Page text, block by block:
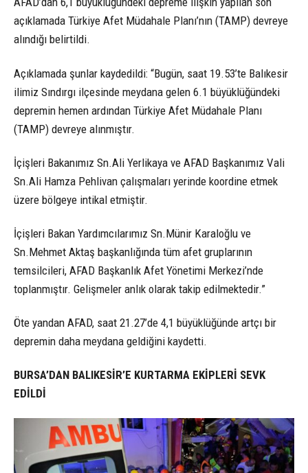
açıklamada Türkiye Afet Müdahale Planı’nın (TAMP) devreye
alındığı belirtildi.
Açıklamada şunlar kaydedildi: “Bugün, saat 19.53’te Balıkesir
ilimiz Sındırgı ilçesinde meydana gelen 6.1 büyüklüğündeki
depremin hemen ardından Türkiye Afet Müdahale Planı
(TAMP) devreye alınmıştır.
İçişleri Bakanımız Sn.Ali Yerlikaya ve AFAD Başkanımız Vali
Sn.Ali Hamza Pehlivan çalışmaları yerinde koordine etmek
üzere bölgeye intikal etmiştir.
İçişleri Bakan Yardımcılarımız Sn.Münir Karaloğlu ve
Sn.Mehmet Aktaş başkanlığında tüm afet gruplarının
temsilcileri, AFAD Başkanlık Afet Yönetimi Merkezi’nde
toplanmıştır. Gelişmeler anlık olarak takip edilmektedir.”
Öte yandan AFAD, saat 21.27’de 4,1 büyüklüğünde artçı bir
depremin daha meydana geldiğini kaydetti.
BURSA’DAN BALIKESİR’E KURTARMA EKİPLERİ SEVK
EDİLDİ